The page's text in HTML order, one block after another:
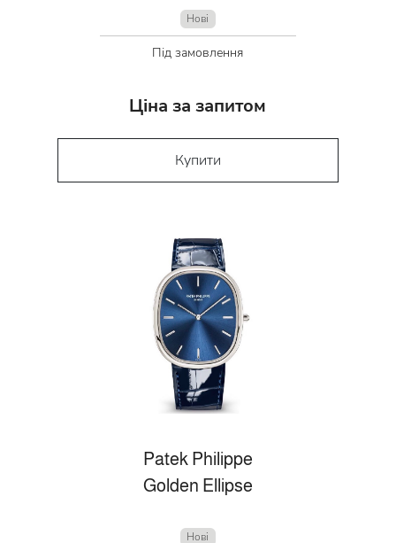
Нові
Під замовлення
Ціна за запитом
Купити
Patek Philippe
Golden Ellipse
Нові